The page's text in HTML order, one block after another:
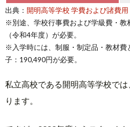
出典： 開明高等学校 学費および諸費用
※別途、学校行事費および学級費・教
（令和4年度）が必要。
※入学時には、制服・制定品・教材費
子：190,490円が必要。
私立高校である開明高等学校では
ります。